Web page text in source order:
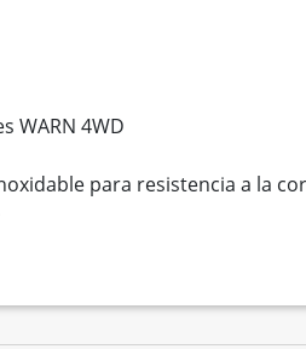
WARN 4WD
para resistencia a la